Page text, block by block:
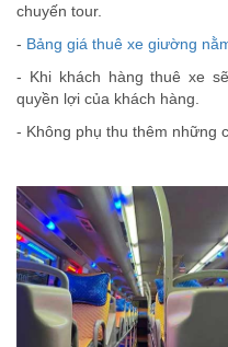
chuyến tour.
- Bảng giá thuê xe giường
- Khi khách hàng thuê xe
quyền lợi của khách hàng.
- Không phụ thu thêm những